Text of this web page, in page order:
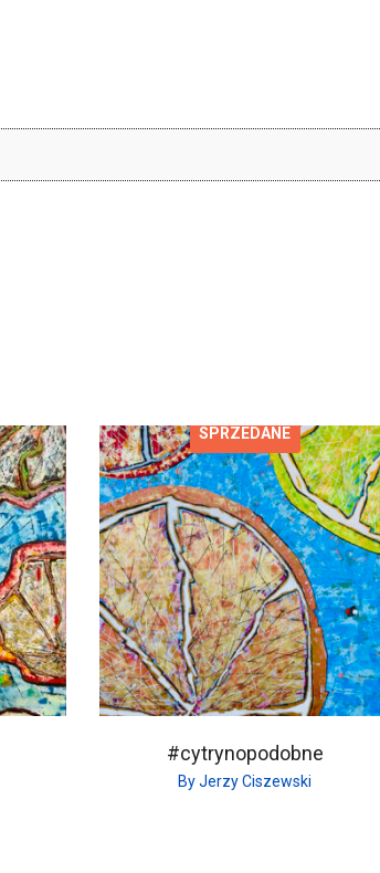
SPRZEDANE
#cytrynopodobne
By Jerzy Ciszewski